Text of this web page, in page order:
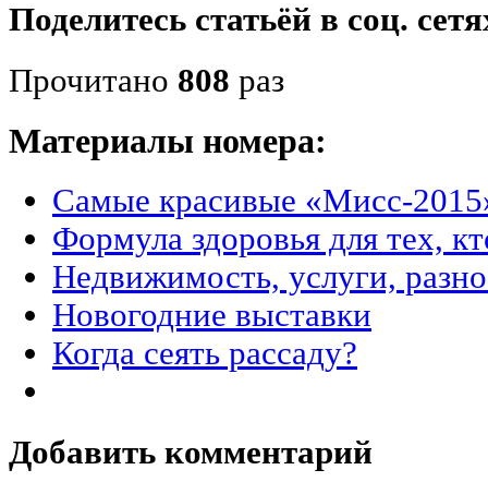
Поделитесь статьёй в соц.
Прочитано 808 раз
Материалы номера:
Самые красивые «Мисс-
Формула здоровья для тех,
Недвижимость, услуги,
Новогодние выставки
Когда сеять рассаду?
Добавить комментарий